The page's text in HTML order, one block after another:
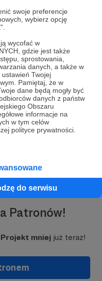
swoje preferencje
wybierz opcję
wycofać w
gdzie jest także
sprostowania,
danych, a także w
Twojej
Pamiętaj, że w
dane będą mogły być
danych z państw
Obszaru
informacje na
w tym celów
polityce prywatności.
do serwisu
chcieć
regularne
praca, która
pomaga pokrywać
koszty:
internetowej
i zdjęć (kamera,
i materiałów
w rolkach,
treści jak e-book czy
mini-studia, gdzie
Patronów!
Projekt mniej już teraz!